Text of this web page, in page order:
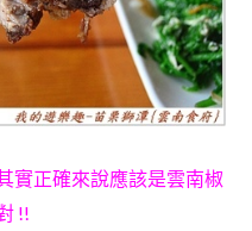
實正確來說應該是雲南椒
!!